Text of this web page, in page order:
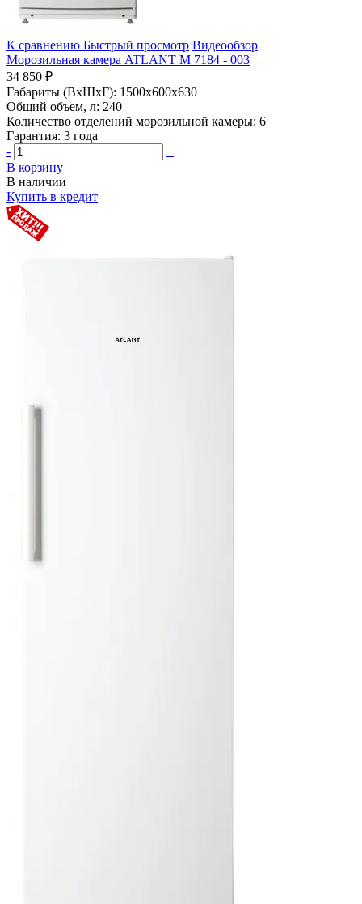
К сравнению Быстрый просмотр Видеообзор
Морозильная камера ATLANT М 7184 - 003
34 850 ₽
Габариты (ВхШхГ): 1500x600x630
Общий объем, л: 240
Количество отделений морозильной камеры: 6
Гарантия: 3 года
-
+
В корзину
В наличии
Купить в кредит